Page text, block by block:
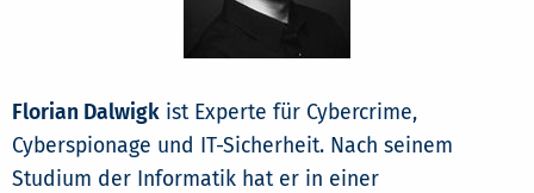
Florian Dalwigk ist Experte für Cybercrime,
Cyberspionage und IT-Sicherheit. Nach seinem
Studium der Informatik hat er in einer